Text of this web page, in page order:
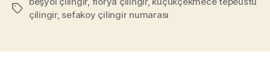
Etiketler
çilingir, sefakoy çilingir numarası